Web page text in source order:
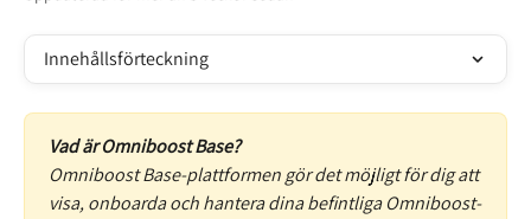
Innehållsförteckning
Vad är Omniboost Base?
Omniboost Base-plattformen gör det möjligt för dig att
visa, onboarda och hantera dina befintliga Omniboost-